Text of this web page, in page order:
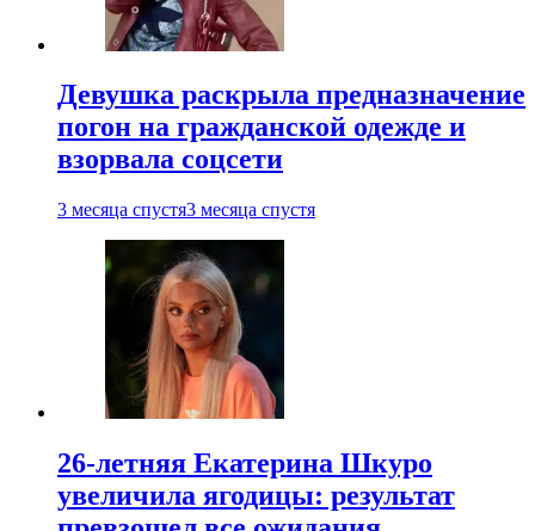
Девушка раскрыла предназначение
погон на гражданской одежде и
взорвала соцсети
3 месяца спустя3 месяца спустя
26-летняя Екатерина Шкуро
увеличила ягодицы: результат